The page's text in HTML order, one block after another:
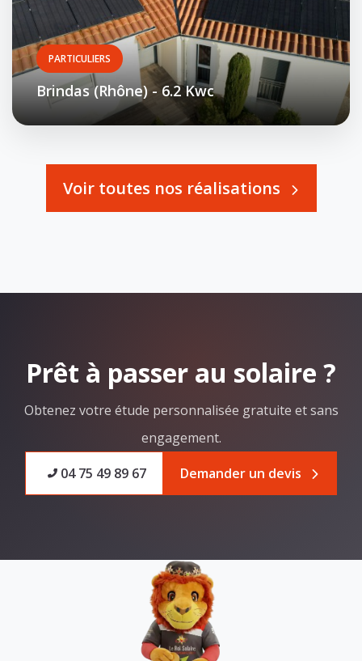
PARTICULIERS
Brindas (Rhône) - 6.2 Kwc
Voir toutes nos réalisations
Prêt à passer au solaire ?
Obtenez votre étude personnalisée gratuite et sans
engagement.
04 75 49 89 67
Demander un devis